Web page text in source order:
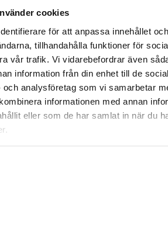
cookies
för att anpassa innehållet och
tillhandahålla funktioner för
vår trafik. Vi vidarebefordrar även
information från din enhet till de
och analysföretag som vi samarbetar
informationen med annan
eller som de har samlat in när du
Till
Tomelilla
Nybogatan
2B, 273
30
Tomelilla
KA-
10073436